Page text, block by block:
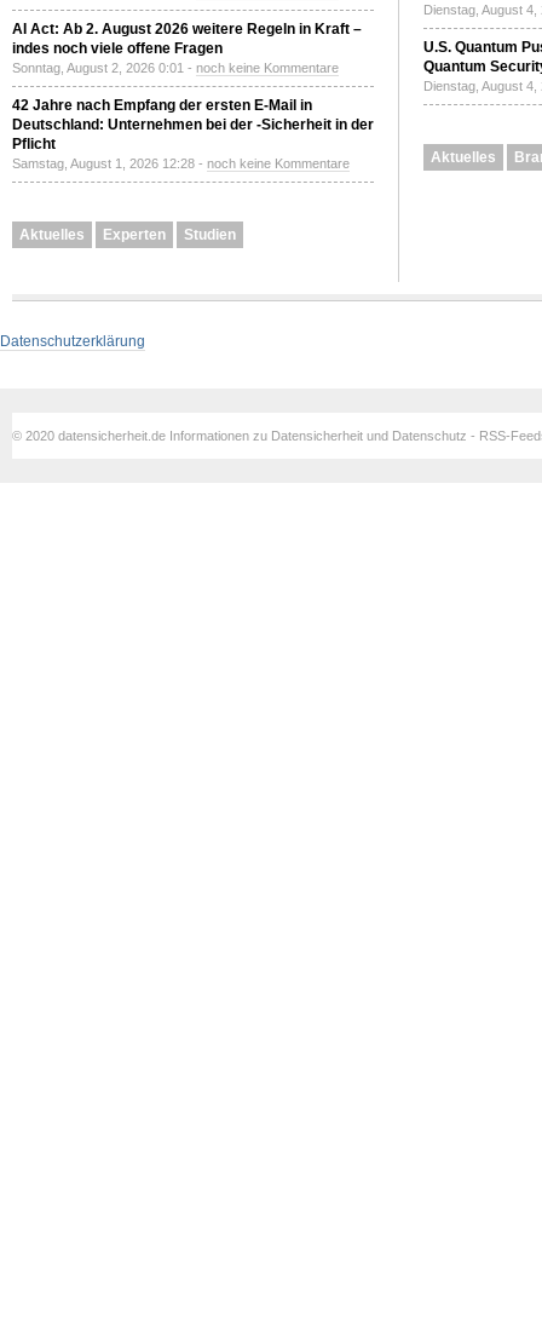
AI Act: Ab 2. August 2026 weitere Regeln in Kraft –
indes noch viele offene Fragen
Sonntag, August 2, 2026 0:01 - noch keine Kommentare
42 Jahre nach Empfang der ersten E-Mail in
Deutschland: Unternehmen bei der -Sicherheit in der
Pflicht
Samstag, August 1, 2026 12:28 - noch keine Kommentare
Aktuelles Experten Studien
Dienstag, August
U.S. Quantum
Quantum
Dienstag, August
Aktuelles
Datenschutzerklärung
© 2020 datensicherheit.de Informationen zu Datensicherheit und Datenschutz - RSS-